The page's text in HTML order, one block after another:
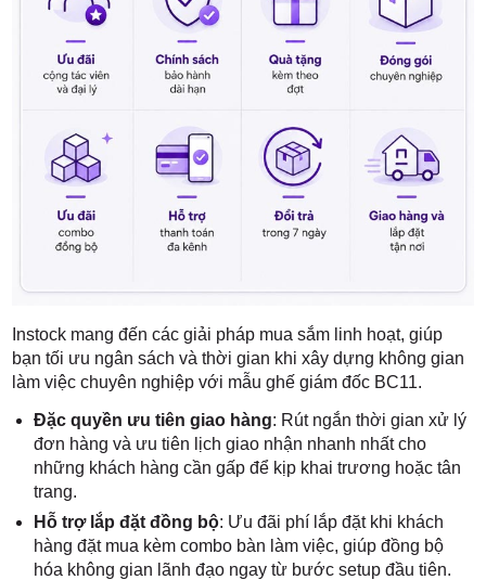
Instock mang đến các giải pháp mua sắm linh hoạt, giúp
bạn tối ưu ngân sách và thời gian khi xây dựng không gian
làm việc chuyên nghiệp với mẫu ghế giám đốc BC11.
Đặc quyền ưu tiên giao hàng: Rút ngắn thời gian xử lý
đơn hàng và ưu tiên lịch giao nhận nhanh nhất cho
những khách hàng cần gấp để kịp khai trương hoặc tân
trang.
Hỗ trợ lắp đặt đồng bộ: Ưu đãi phí lắp đặt khi khách
hàng đặt mua kèm combo bàn làm việc, giúp đồng bộ
hóa không gian lãnh đạo ngay từ bước setup đầu tiên.